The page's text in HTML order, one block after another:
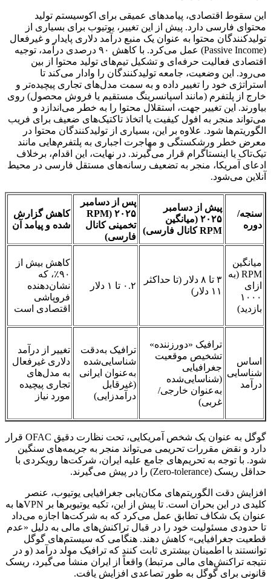
این سقوط اقتصادی، پیامدهای عمیقی برای اکوسیستم تولید
محتوای فارسی دارد. پیش از این تغییر، یوتیوب برای بسیاری از
تولیدکنندگان محتوا به عنوان یک منبع درآمد دلاری پایدار و غیرفعال
(Passive Income) عمل می‌کرد. با کاهش ۹۰ درصدی درآمد، توجیه
اقتصادی فعالیت حرفه‌ای و تشکیل تیم‌های تولید محتوا از بین
می‌رود. این وضعیت، جامعه تولیدکنندگان را وادار می‌کند تا
استراتژی خود را تغییر داده و به سمت مدل‌های تجاری پیچیده‌تر و
خارج از پلتفرم (مانند اسپانسرینگ مستقیم یا فروش محصول) روی
بیاورند. این تغییر جهت، استقلال محتوا را به خطر می‌اندازد و
می‌تواند منجر به افول کیفیت یا اتخاذ تاکتیک‌های ضعیف برای فریب
الگوریتم‌ها شود. علاوه بر این، بسیاری از تولیدکنندگان محتوا در
معرض خطر ورشکستگی و مهاجرت اجباری به پلتفرم‌هایی مانند
تیک‌تاک یا اینستاگرام قرار می‌گیرند. در نهایت، این اقدام، برخلاف
ادعای آمریکا، منجر به تضعیف رسانه‌های مستقل فارسی در محیط
آنلاین می‌شود.
سنجه/
دوره
پیش از دسامبر
۲۰۲۵ (میانگین
RPM کانال فارسی)
پس از دسامبر
۲۰۲۵ (RPM
تخمینی کانال
فارسی)
کاهش گزارش
شده و پیامد آن
میانگین
RPM (به
ازای
۱۰۰۰
بازدید)
۳ تا ۸ دلار (تا حداکثر
۱۱ دلار)
۰.۲ تا ۱ دلار
کاهش بیش از
۹۰٪، که
نشان‌دهنده
فروپاشی
اقتصادی است
اساس
شناسایی
درآمد
ترافیک «دورزننده»
تشخیص موقعیت
جغرافیایی
(شناسایی‌شده
به‌عنوان خارجی/
غربی)
ترافیک به‌دقت
شناسایی‌شده
به‌عنوان ایرانی
(غیرقابل
درآمدزایی)
تغییر از درآمد
دلاری غیرفعال
به مدل‌های
تجاری پیچیده
مورد نیاز
گوگل به عنوان یک شخص آمریکایی، تحت نظارت دقیق OFAC قرار
دارد و نقض مقررات تحریمی می‌تواند منجر به جریمه‌های سنگین
شود. با توجه به تحریم‌های جامع علیه ایران، شرکت‌ها رویکردی با
حداقل ریسک (Zero-tolerance) را در پیش می‌گیرند.
افزایش دقت الگوریتم‌های مکان‌یابی جغرافیایی یوتیوب، عنصر
کلیدی در این بحران است. تا پیش از این، تکیه یوتیوبرها بر VPNها به
عنوان یک شکاف تطابق عمل می‌کرد که به شرکت‌ها اجازه می‌داد
تا حدودی مسئولیت خود را در قبال تراکنش‌های مالی به دلیل «عدم
قطعیت جغرافیایی» کاهش دهند. هنگامی که سیستم‌های گوگل
توانستند با اطمینان بیشتری ثابت کنند که ترافیک مولد درآمد (و در
نتیجه تراکنش‌های مالی مرتبط) واقعاً از ایران منشأ می‌گیرد، ریسک
قانونی برای گوگل به طور تصاعدی افزایش یافت.